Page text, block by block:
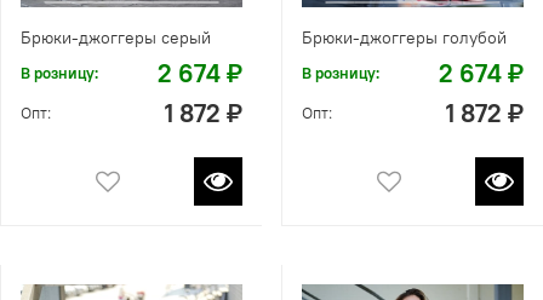
Брюки-джоггеры серый
В розницу: 2 674 ₽
Опт: 1 872 ₽
Брюки-джоггеры голубой
В розницу: 2 674 ₽
Опт: 1 872 ₽